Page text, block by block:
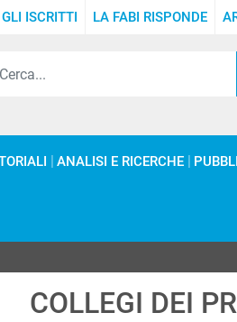
GLI ISCRITTI LA FABI RISPONDE
ANALISI E RICERCHE
COLLEGI DEI